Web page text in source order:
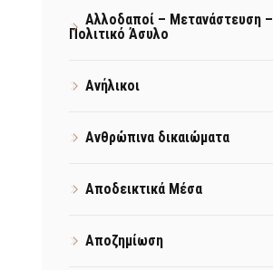
Αλλοδαποί – Μετανάστευση –
Πολιτικό Άσυλο
Ανήλικοι
Ανθρώπινα δικαιώματα
Αποδεικτικά Μέσα
Αποζημίωση